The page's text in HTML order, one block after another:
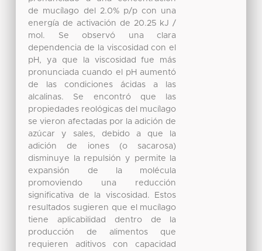
de mucílago del 2.0% p/p con una
energía de activación de 20.25 kJ /
mol. Se observó una clara
dependencia de la viscosidad con el
pH, ya que la viscosidad fue más
pronunciada cuando el pH aumentó
de las condiciones ácidas a las
alcalinas. Se encontró que las
propiedades reológicas del mucílago
se vieron afectadas por la adición de
azúcar y sales, debido a que la
adición de iones (o sacarosa)
disminuye la repulsión y permite la
expansión de la molécula
promoviendo una reducción
significativa de la viscosidad. Estos
resultados sugieren que el mucílago
tiene aplicabilidad dentro de la
producción de alimentos que
requieren aditivos con capacidad